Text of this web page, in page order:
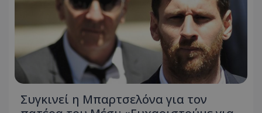
Συγκινεί η Μπαρτσελόνα για τον